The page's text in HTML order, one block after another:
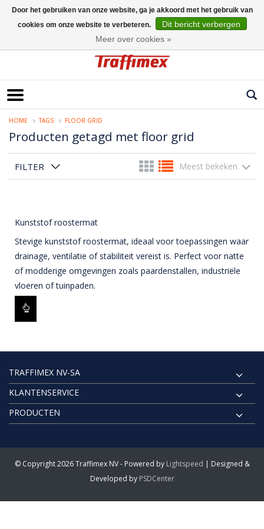
HOME TAGS FLOOR GRID
Producten getagd met floor grid
FILTER Meest bekeken
Kunststof roostermat
Stevige kunststof roostermat, ideaal voor toepassingen waar
drainage, ventilatie of stabiliteit vereist is. Perfect voor natte
of modderige omgevingen zoals paardenstallen, industriële
vloeren of tuinpaden.
TRAFFIMEX NV-SA
KLANTENSERVICE
PRODUCTEN
© Copyright 2026 Traffimex NV - Powered by Lightspeed | Designed &
Developed by PSDCenter
Door het gebruiken van onze website, ga je akkoord met het gebruik van
cookies om onze website te verbeteren.
Dit bericht verbergen
Meer over cookies »